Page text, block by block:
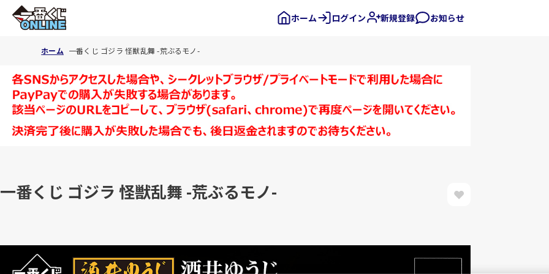
ホーム ログイン 新規登録 お知らせ
ホーム 一番くじ ゴジラ 怪獣乱舞 -荒ぶるモノ-
一番くじ ゴジラ 怪獣乱舞 -荒ぶるモノ-